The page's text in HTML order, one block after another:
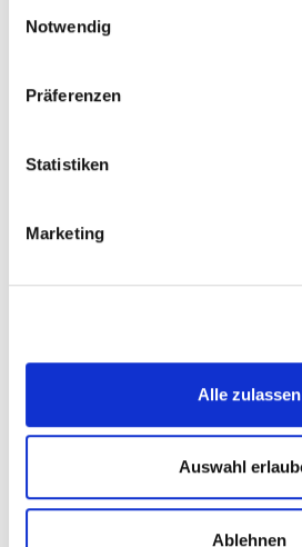
Notwendig
Präferenzen
Statistiken
Marketing
Alle zulassen
Auswahl
Ablehnen
Ort und Anfahrt
Veranstaltet von
© Volker Gottwald, Idstein